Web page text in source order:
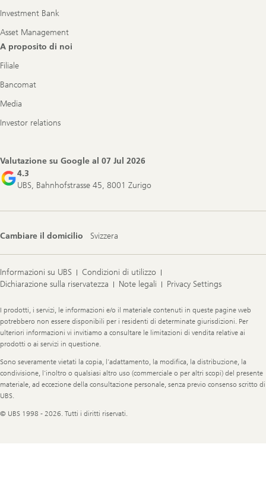
Investment Bank
Asset Management
A proposito di noi
Filiale
Bancomat
Media
Investor relations
Valutazione su Google al 07 Jul 2026
4.3
UBS, Bahnhofstrasse 45, 8001 Zurigo
Cambiare il domicilio Svizzera
Informazioni su UBS
Condizioni di utilizzo
Dichiarazione sulla riservatezza
Note legali Privacy Settings
Legal
Information
I prodotti, i servizi, le informazioni e/o il materiale contenuti in queste pagine web
potrebbero non essere disponibili per i residenti di determinate giurisdizioni. Per
ulteriori informazioni vi invitiamo a consultare le limitazioni di vendita relative ai
prodotti o ai servizi in questione.
Sono severamente vietati la copia, l’adattamento, la modifica, la distribuzione, la
condivisione, l’inoltro o qualsiasi altro uso (commerciale o per altri scopi) del presente
materiale, ad eccezione della consultazione personale, senza previo consenso scritto di
UBS.
© UBS 1998 - 2026. Tutti i diritti riservati.